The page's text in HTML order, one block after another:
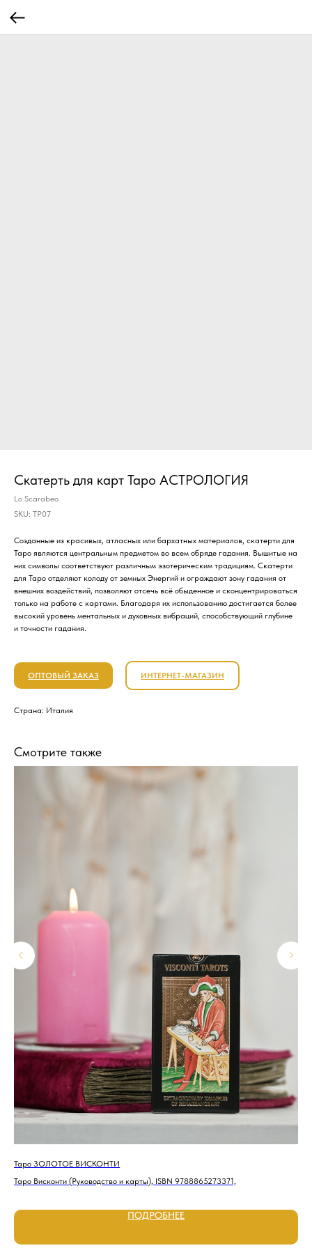
Скатерть для карт Таро АСТРОЛОГИЯ
Lo Scarabeo
SKU: TP07
Созданные из красивых, атласных или бархатных материалов, скатерти для
Таро являются центральным предметом во всем обряде гадания. Вышитые на
них символы соответствуют различным эзотерическим традициям. Скатерти
для Таро отделяют колоду от земных Энергий и ограждают зону гадания от
внешних воздействий, позволяют отсечь всё обыденное и сконцентрироваться
только на работе с картами. Благодаря их использованию достигается более
высокий уровень ментальных и духовных вибраций, способствующий глубине
и точности гадания.
ОПТОВЫЙ ЗАКАЗ ИНТЕРНЕТ-МАГАЗИН
Страна: Италия
Смотрите также
Таро ЗОЛОТОЕ ВИСКОНТИ
Таро Висконти (Руководство и карты), ISBN 9788865273371,
ПОДРОБНЕЕ